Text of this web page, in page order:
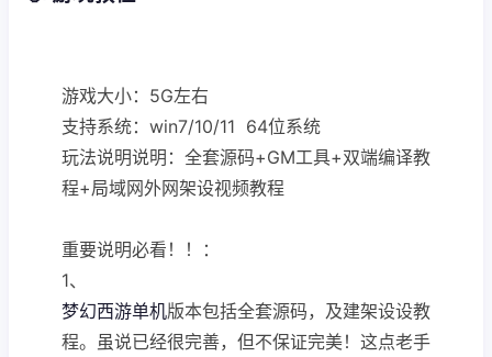
游戏大小：5G左右
支持系统：win7/10/11 64位系统
玩法说明说明：全套源码+GM工具+双端编译教
程+局域网外网架设视频教程
重要说明必看！！：
1、
梦幻西游单机版本包括全套源码，及建架设设教
程。虽说已经很完善，但不保证完美！这点老手